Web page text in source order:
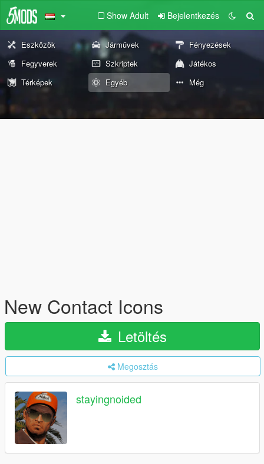
Show Adult Bejelentkezés
Eszközök Járművek
Fényezések
Fegyverek
Szkriptek
Játékos
Térképek
Egyéb Még
New Contact Icons
Letöltés
Megosztás
stayingnoided